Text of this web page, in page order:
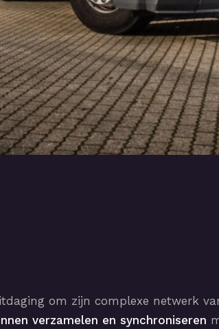
om zijn complexe netwerk
verzamelen en synchroniseren